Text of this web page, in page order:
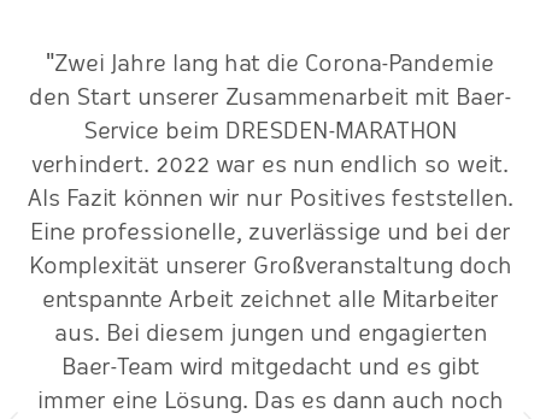
"Zwei Jahre lang hat die Corona-Pandemie
den Start unserer Zusammenarbeit mit Baer-
Service beim DRESDEN-MARATHON
verhindert. 2022 war es nun endlich so weit.
Als Fazit können wir nur Positives feststellen.
Eine professionelle, zuverlässige und bei der
Komplexität unserer Großveranstaltung doch
entspannte Arbeit zeichnet alle Mitarbeiter
aus. Bei diesem jungen und engagierten
Baer-Team wird mitgedacht und es gibt
immer eine Lösung. Das es dann auch noch